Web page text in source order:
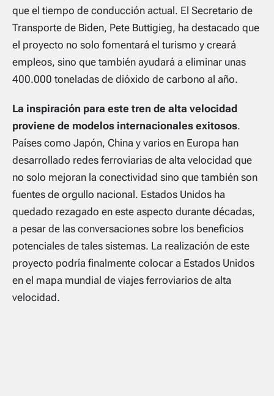
que el tiempo de conducción actual. El Secretario de
Transporte de Biden, Pete Buttigieg, ha destacado que
el proyecto no solo fomentará el turismo y creará
empleos, sino que también ayudará a eliminar unas
400.000 toneladas de dióxido de carbono al año.
La inspiración para este tren de alta velocidad
proviene de modelos internacionales exitosos.
Países como Japón, China y varios en Europa han
desarrollado redes ferroviarias de alta velocidad que
no solo mejoran la conectividad sino que también son
fuentes de orgullo nacional. Estados Unidos ha
quedado rezagado en este aspecto durante décadas,
a pesar de las conversaciones sobre los beneficios
potenciales de tales sistemas. La realización de este
proyecto podría finalmente colocar a Estados Unidos
en el mapa mundial de viajes ferroviarios de alta
velocidad.